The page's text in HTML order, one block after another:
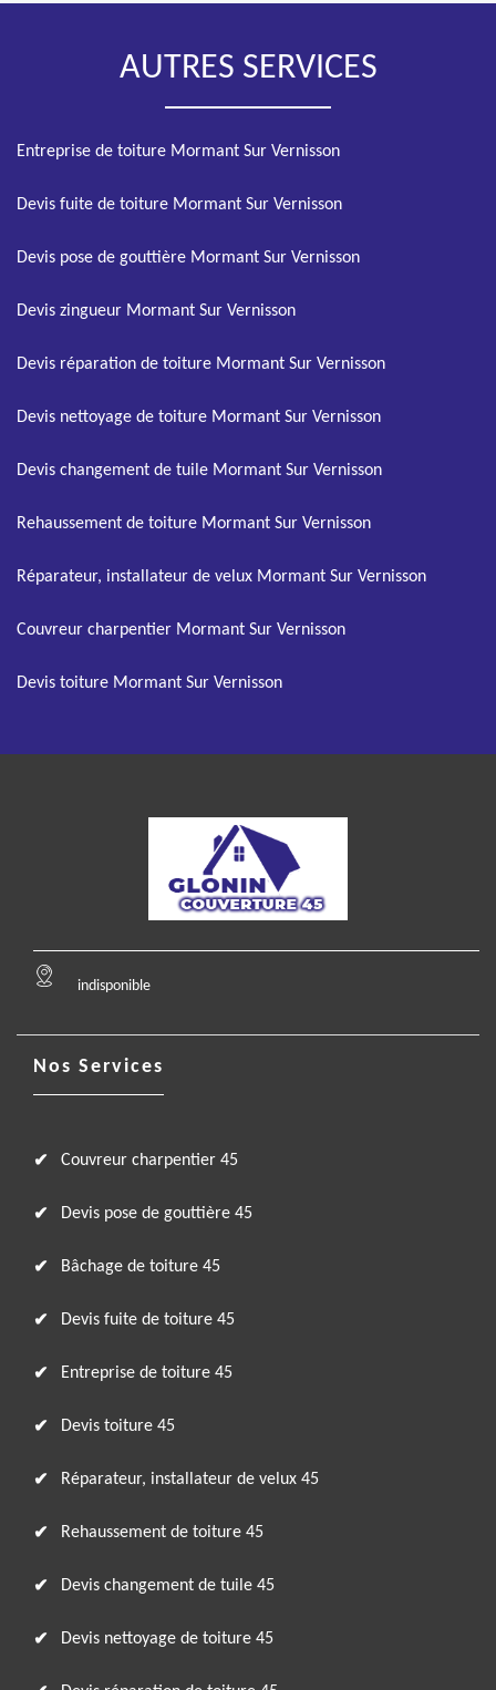
AUTRES SERVICES
Entreprise de toiture Mormant Sur Vernisson
Devis fuite de toiture Mormant Sur Vernisson
Devis pose de gouttière Mormant Sur Vernisson
Devis zingueur Mormant Sur Vernisson
Devis réparation de toiture Mormant Sur Vernisson
Devis nettoyage de toiture Mormant Sur Vernisson
Devis changement de tuile Mormant Sur Vernisson
Rehaussement de toiture Mormant Sur Vernisson
Réparateur, installateur de velux Mormant Sur Vernisson
Couvreur charpentier Mormant Sur Vernisson
Devis toiture Mormant Sur Vernisson
indisponible
Nos Services
Couvreur charpentier 45
Devis pose de gouttière 45
Bâchage de toiture 45
Devis fuite de toiture 45
Entreprise de toiture 45
Devis toiture 45
Réparateur, installateur de velux 45
Rehaussement de toiture 45
Devis changement de tuile 45
Devis nettoyage de toiture 45